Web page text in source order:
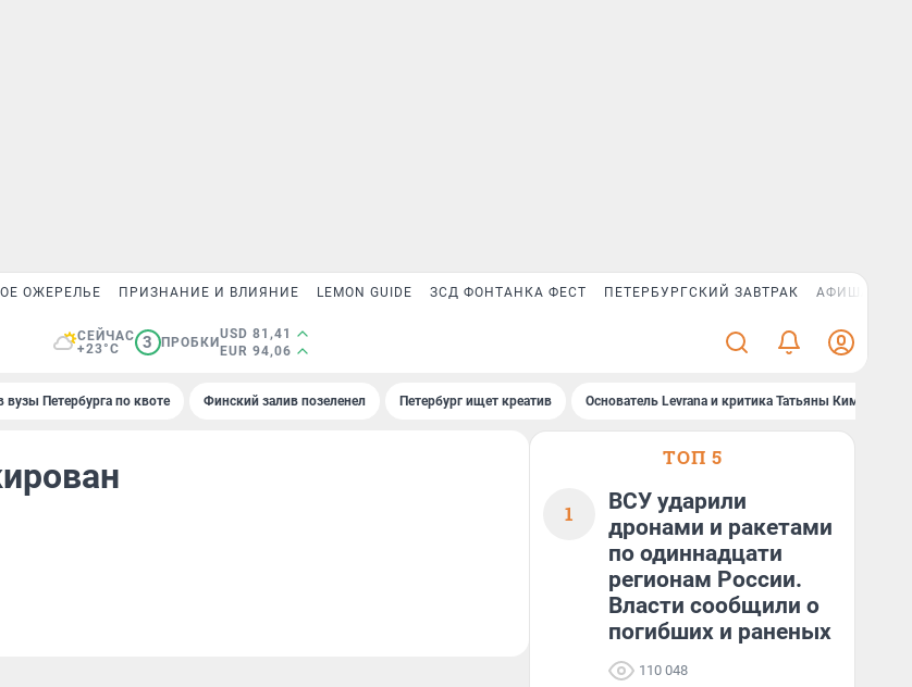
ОЖЕРЕЛЬЕ ПРИЗНАНИЕ И ВЛИЯНИЕ LEMON GUIDE ЗСД ФОНТАНКА ФЕСТ ПЕТЕРБУРГСКИЙ ЗАВТРАК АФИША PLUS
СЕЙЧАС
+23°C
3 ПРОБКИ
USD 81,41
EUR 94,06
вузы Петербурга по квоте Финский залив позеленел Петербург ищет креатив Основатель Levrana и критика Татьяны Ким
ТОП 5
1
ВСУ ударили
дронами и ракетами
по одиннадцати
регионам России.
Власти сообщили о
погибших и раненых
110 048